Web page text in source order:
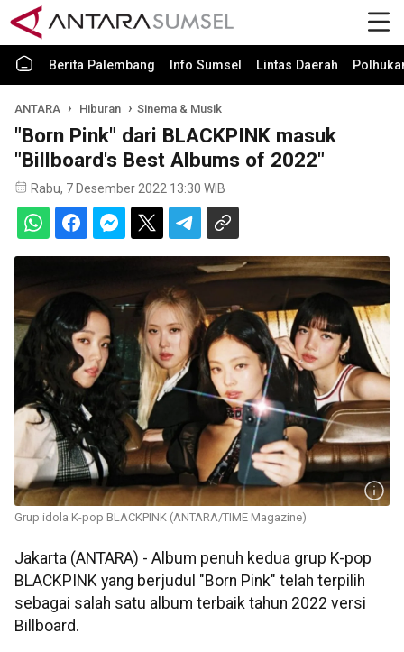
Berita Palembang Info Sumsel Lintas Daerah
ANTARA Hiburan Sinema & Musik
"Born Pink" dari BLACKPINK masuk
"Billboard's Best Albums of 2022"
Rabu, 7 Desember 2022 13:30 WIB
Grup idola K-pop BLACKPINK (ANTARA/TIME Magazine)
Jakarta (ANTARA) - Album penuh kedua grup K-pop
BLACKPINK yang berjudul "Born Pink" telah terpilih
sebagai salah satu album terbaik tahun 2022 versi
Billboard.